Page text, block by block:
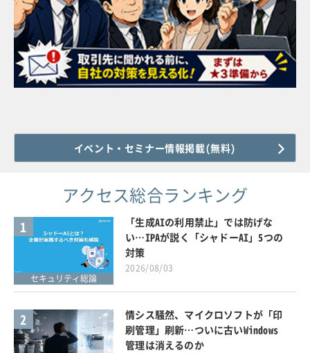
イベント・セミナー情報掲載(無料)
アクセス総合ランキング
1
セキュリティ総論
「生成AIの利用禁止」では防げな
い…IPAが説く「シャドーAI」5つの
対策
2026/08/03
2
情シス騒然、マイクロソフトが「印
刷管理」刷新…ついに古いWindows
管理は消えるのか